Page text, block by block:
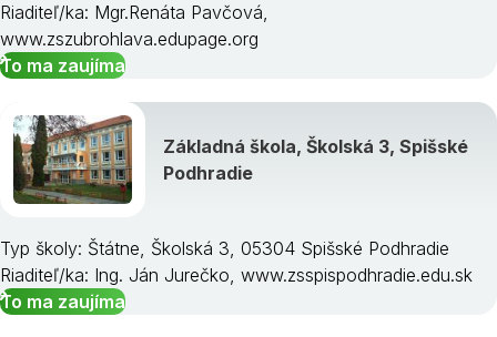
Riaditeľ/ka: Mgr.Renáta Pavčová,
www.zszubrohlava.edupage.org
To ma zaujíma
Základná škola, Školská 3, Spišské
Podhradie
Typ školy: Štátne, Školská 3, 05304 Spišské Podhradie
Riaditeľ/ka: Ing. Ján Jurečko, www.zsspispodhradie.edu.sk
To ma zaujíma